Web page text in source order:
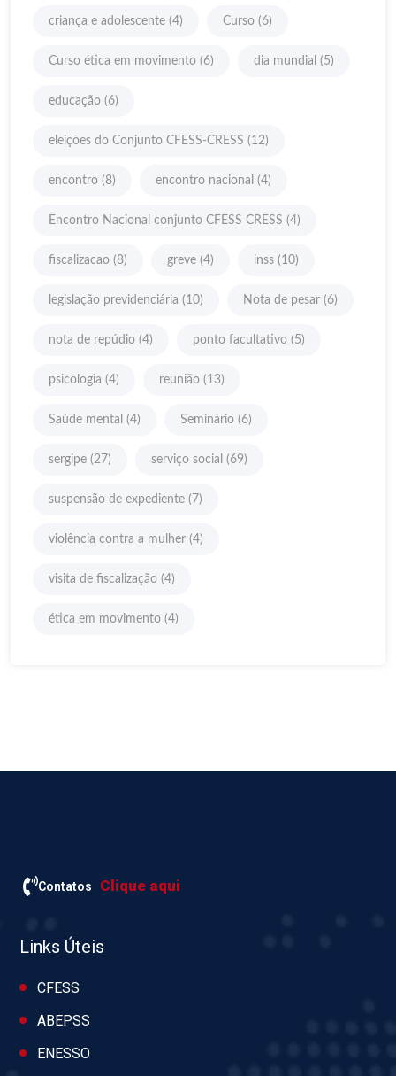
criança e adolescente (4) Curso (6)
Curso ética em movimento (6) dia mundial (5)
educação (6)
eleições do Conjunto CFESS-CRESS (12)
encontro (8) encontro nacional (4)
Encontro Nacional conjunto CFESS CRESS (4)
fiscalizacao (8) greve (4) inss (10)
legislação previdenciária (10) Nota de pesar (6)
nota de repúdio (4) ponto facultativo (5)
psicologia (4) reunião (13)
Saúde mental (4) Seminário (6)
sergipe (27) serviço social (69)
suspensão de expediente (7)
violência contra a mulher (4)
visita de fiscalização (4)
ética em movimento (4)
Contatos Clique aqui
Links Úteis
CFESS
ABEPSS
ENESSO